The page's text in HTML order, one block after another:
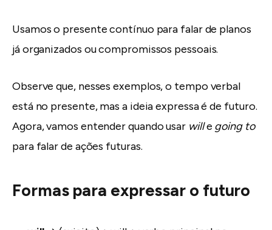
Usamos o presente contínuo para falar de planos
já organizados ou compromissos pessoais.
Observe que, nesses exemplos, o tempo verbal
está no presente, mas a ideia expressa é de futuro.
Agora, vamos entender quando usar wille going to
para falar de ações futuras.
Formas para expressar o futuro